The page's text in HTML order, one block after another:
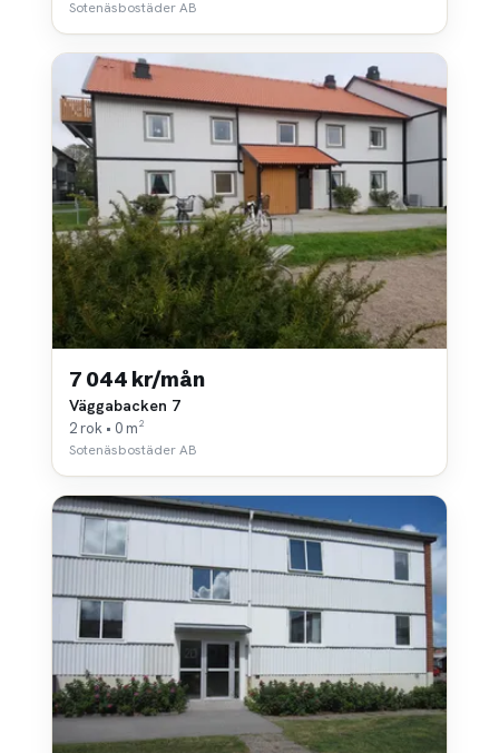
Sotenäsbostäder AB
7 044 kr/mån
Väggabacken 7
2 rok • 0 m²
Sotenäsbostäder AB